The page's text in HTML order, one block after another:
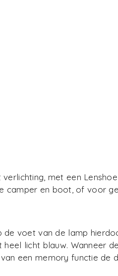
met een
camper en boot, of voor
de voet van de lamp
licht blauw. Wanneer
een memory functie de